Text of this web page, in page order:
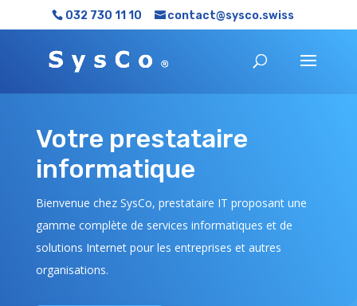
032 730 11 10 contact@sysco.swiss
Votre prestataire
informatique
Bienvenue chez SysCo, prestataire IT proposant une
gamme complète de services informatiques et de
solutions Internet pour les entreprises et autres
organisations.